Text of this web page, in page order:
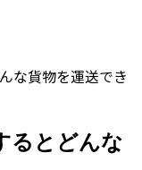
な貨物を運送でき
るとどんな